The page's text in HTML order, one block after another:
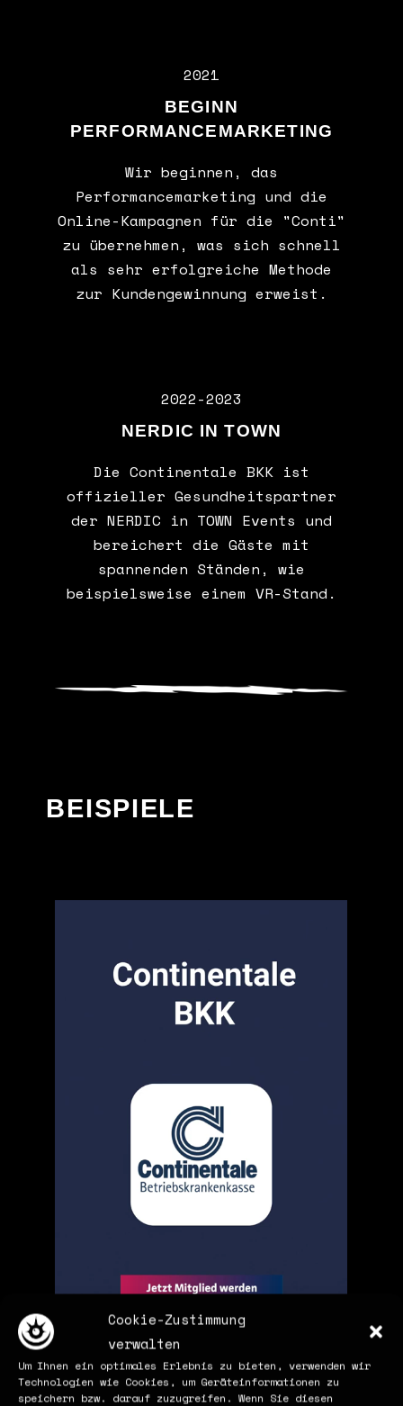
Cookie-Zustimmung
verwalten
Um Ihnen ein optimales Erlebnis zu bieten, verwenden wir
Technologien wie Cookies, um Geräteinformationen zu
speichern bzw. darauf zuzugreifen. Wenn Sie diesen
2021
BEGINN
PERFORMANCEMARKETING
Wir beginnen, das
Performancemarketing und die
Online-Kampagnen für die "Conti"
zu übernehmen, was sich schnell
als sehr erfolgreiche Methode
zur Kundengewinnung erweist.
2022-2023
NERDIC IN TOWN
Die Continentale BKK ist
offizieller Gesundheitspartner
der NERDIC in TOWN Events und
bereichert die Gäste mit
spannenden Ständen, wie
beispielsweise einem VR-Stand.
BEISPIELE